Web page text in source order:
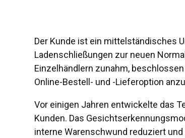
Der Kunde ist ein mittelständisches
Ladenschließungen zur neuen
Einzelhändlern zunahm,
Online-Bestell- und -Lieferoption
Vor einigen Jahren entwickelte das
Kunden. Das
interne Warenschwund reduziert